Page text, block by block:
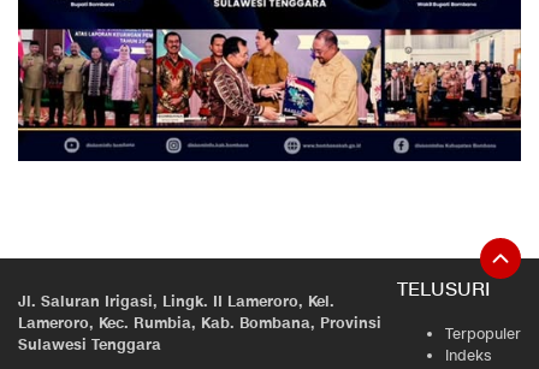
Jl. Saluran Irigasi, Lingk. II Lameroro, Kel.
Lameroro, Kec. Rumbia, Kab. Bombana, Provinsi
Sulawesi Tenggara
TELUSURI
Terpopuler
Indeks